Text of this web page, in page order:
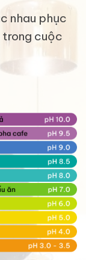
nhau phục
trong cuộc